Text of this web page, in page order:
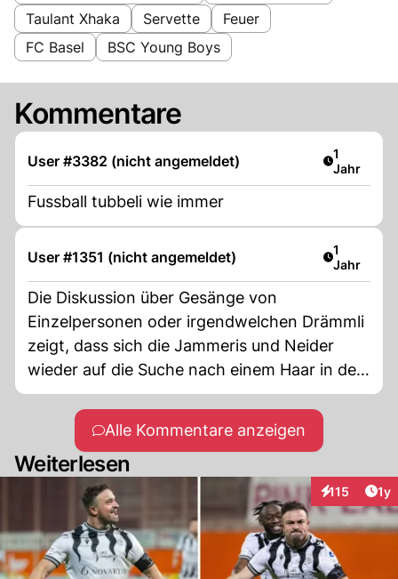
Taulant Xhaka
Servette
Feuer
FC Basel
BSC Young Boys
Kommentare
User #3382 (nicht angemeldet) Artikel
1
Jahr
Fussball tubbeli wie immer
User #1351 (nicht angemeldet) Artikel
1
Jahr
Die Diskussion über Gesänge von
Einzelpersonen oder irgendwelchen Drämmli
zeigt, dass sich die Jammeris und Neider
wieder auf die Suche nach einem Haar in der
Suppe machen. Ganz nach dem Motto: Wenn
man nicht gewinnen kann, dann ist man
wenigstens ein schlechter Verlierer.
Alle Kommentare anzeigen
Weiterlesen
115
Interaktionen
1y